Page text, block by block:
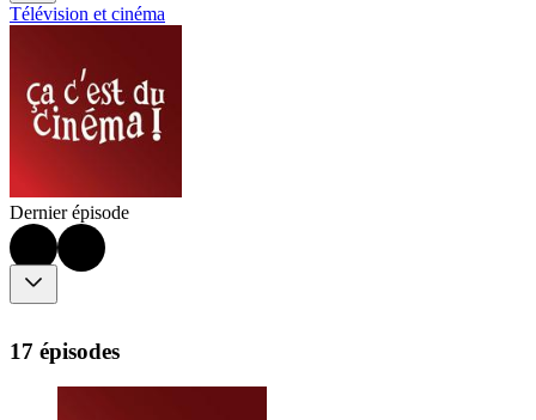
Télévision et cinéma
Dernier épisode
17 épisodes